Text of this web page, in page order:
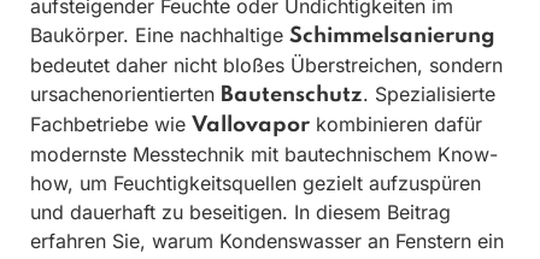
aufsteigender Feuchte oder Undichtigkeiten im
Baukörper. Eine nachhaltige Schimmelsanierung
bedeutet daher nicht bloßes Überstreichen, sondern
ursachenorientierten Bautenschutz. Spezialisierte
Fachbetriebe wie Vallovapor kombinieren dafür
modernste Messtechnik mit bautechnischem Know-
how, um Feuchtigkeitsquellen gezielt aufzuspüren
und dauerhaft zu beseitigen. In diesem Beitrag
erfahren Sie, warum Kondenswasser an Fenstern ein